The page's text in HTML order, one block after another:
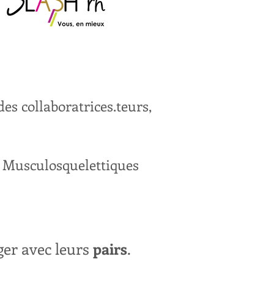
collaboratrices.teurs,
avec leurs pairs.